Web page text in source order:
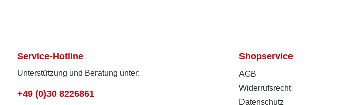
Service-Hotline
Unterstützung und Beratung unter:
+49 (0)30 8226861
Shopservice
AGB
Widerrufsrecht
Datenschutz